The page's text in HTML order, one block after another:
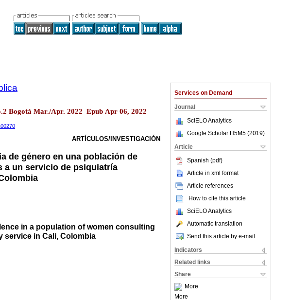
Services on Demand
Journal
SciELO Analytics
Google Scholar H5M5 (2019)
Article
Spanish (pdf)
Article in xml format
Article references
How to cite this article
SciELO Analytics
Automatic translation
Send this article by e-mail
Indicators
Related links
Share
More
More
Bogotá Mar./Apr. 2022 Epub Apr 06, 2022
ARTÍCULOS/INVESTIGACIÓN
de género en una población de
a un servicio de psiquiatría
in a population of women consulting
service in Cali, Colombia